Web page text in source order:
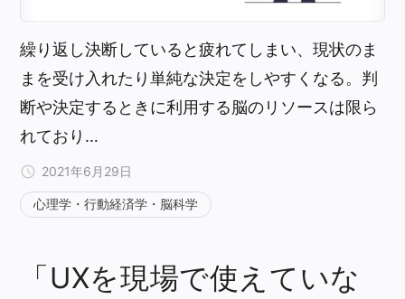
繰り返し決断していると疲れてしまい、現状のま
まを受け入れたり単純な決定をしやすくなる。判
断や決定するときに利用する脳のリソースは限ら
れており…
2021年6月29日
心理学・行動経済学・脳科学
「UXを現場で使えていな